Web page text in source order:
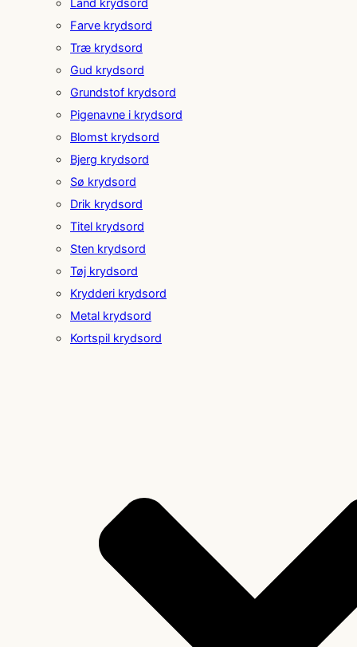
Land krydsord
Farve krydsord
Træ krydsord
Gud krydsord
Grundstof krydsord
Pigenavne i krydsord
Blomst krydsord
Bjerg krydsord
Sø krydsord
Drik krydsord
Titel krydsord
Sten krydsord
Tøj krydsord
Krydderi krydsord
Metal krydsord
Kortspil krydsord